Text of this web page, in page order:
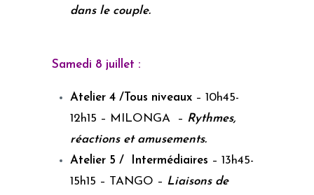
dans le couple.
Samedi 8 juillet :
Atelier 4 /Tous niveaux– 10h45-
12h15 – MILONGA – Rythmes,
réactions et amusements.
Atelier 5 / Intermédiaires – 13h45-
15h15 – TANGO – Liaisons de